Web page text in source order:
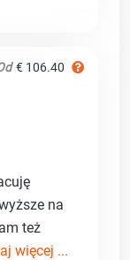
€ 106.40
na
też
więcej ...